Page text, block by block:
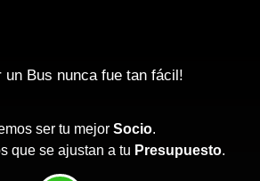
un Bus nunca fue tan fácil!
ser tu mejor Socio.
que se ajustan a tu Presupuesto.